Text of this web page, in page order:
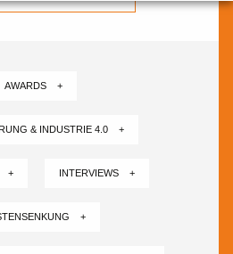
AWARDS +
& INDUSTRIE 4.0 +
+ INTERVIEWS +
+